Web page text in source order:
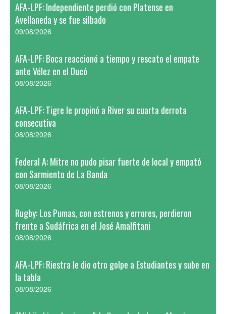
AFA-LPF: Independiente perdió con Platense en
Avellaneda y se fue silbado
09/08/2026
AFA-LPF: Boca reaccionó a tiempo y rescato el empate
ante Vélez en el Ducó
08/08/2026
AFA-LPF: Tigre le propinó a River su cuarta derrota
consecutiva
08/08/2026
Federal A: Mitre no pudo pisar fuerte de local y empató
con Sarmiento de La Banda
08/08/2026
Rugby: Los Pumas, con estrenos y errores, perdieron
frente a Sudáfrica en el José Amalfitani
08/08/2026
AFA-LPF: Riestra le dio otro golpe a Estudiantes y sube en
la tabla
08/08/2026